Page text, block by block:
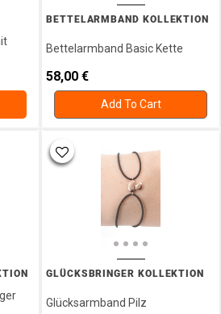
BETTELARMBAND KOLLEKTION
Bettelarmband Basic Kette
58,00 €
Add To Cart
GLÜCKSBRINGER KOLLEKTION
Glücksarmband Pilz